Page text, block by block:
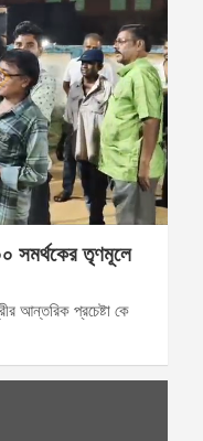
সমর্থকের তৃণমূলে
আন্তরিক প্রচেষ্টা কে